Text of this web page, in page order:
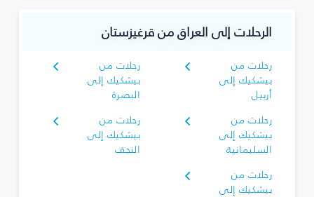
الرحلات إلى العراق من قرغيزستان
رحلات من
بيشكيك إلى
أربيل
رحلات من
بيشكيك إلى
البصرة‎
رحلات من
بيشكيك إلى
السليمانية‎
رحلات من
بيشكيك إلى
النجف
رحلات من
بيشكيك إلى